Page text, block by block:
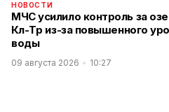
НОВОСТИ
МЧС усилило контроль за
Көл-Төр из-за повышенного
воды
09 августа 2026 10:27